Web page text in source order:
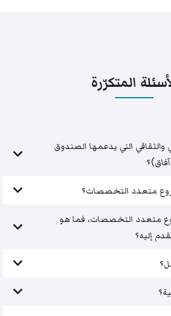
المتكرّرة
والثقافي التي يدعمها الصندوق
متعدد التخصصات؟
متعدد التخصصات، فما هو
إليه؟